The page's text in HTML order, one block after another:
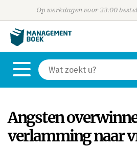
Op werkdagen voor 23:00
Angsten
verlamming naar